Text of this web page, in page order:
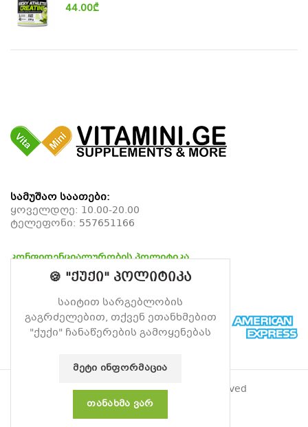
44.00₾
სამუშაო საათები:
ყოველდღე: 10.00-20.00
ტელეფონი: 557651166
კონფიდენციალურობის პოლიტიკა
დაბრუნების პოლიტიკა
მიწოდების პოლიტიკა
© 2026ვიტამინი. All rights reserved
🍪 "ქუქი" პოლიტიკა
საიტით სარგებლობის
გაგრძელებით, თქვენ ეთანხმებით
"ქუქი" ჩანაწერების გამოყენებას
ᲛᲔᲢᲘ ᲘᲜᲤᲝᲠᲛᲐᲪᲘᲐ
ᲗᲐᲜᲐᲮᲛᲐ ᲕᲐᲠ